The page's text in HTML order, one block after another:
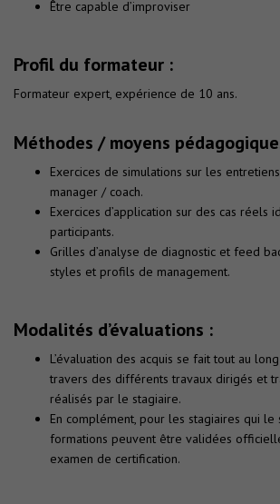
Être capable d’improviser
Profil du formateur :
Formateur expert, expérience de 10 ans.
Méthodes / moyens
Exercices de simulations sur les
manager / coach.
Exercices d’application sur des cas réels
participants.
Grilles d’analyse de diagnostic et feed
styles et profils de management.
Modalités d’évaluations :
L’évaluation des acquis se fait tout au
travers des différents travaux dirigés et
réalisés par le stagiaire.
En complément, pour les stagiaires qui le
formations peuvent être validées
examen de certification.